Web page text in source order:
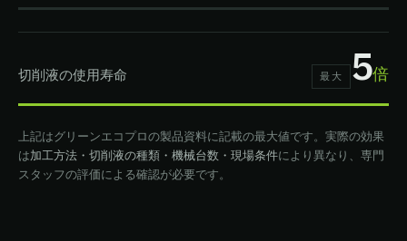
切削液の使用寿命 最大 5倍
上記はグリーンエコプロの製品資料に記載の最大値です。実際の効果
は加工方法・切削液の種類・機械台数・現場条件により異なり、専門
スタッフの評価による確認が必要です。